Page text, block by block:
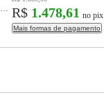
Freezer Horizontal 99L Philco PFH105B 2 em 1 R$ 1.478,61 no pix
Mais formas de pagamento